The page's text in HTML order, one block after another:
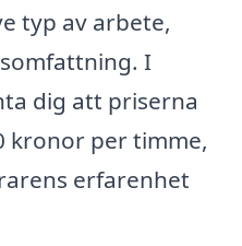
typ av arbete,
I
dig att priserna
kronor per timme,
erfarenhet